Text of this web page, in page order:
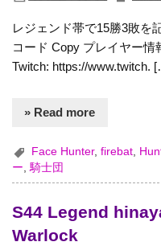
レジェンド帯で15勝3敗を
コード Copy プレイヤー情
Twitch: https://www.twitch.
» Read more
Face Hunter,firebat,
ー,騎士団
S44 Legend
Warlock